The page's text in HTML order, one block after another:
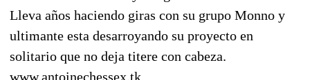
Lleva años haciendo giras con su grupo Monno y
ultimante esta desarroyando su proyecto en
solitario que no deja titere con cabeza.
www.antoinechessex.tk